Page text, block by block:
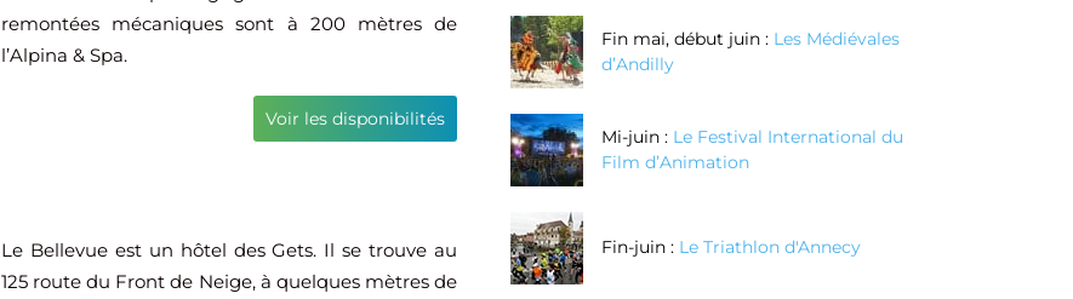
remontées mécaniques sont à 200 mètres de
l’Alpina & Spa.
Voir les disponibilités
Le Bellevue est un hôtel des Gets. Il se trouve au
125 route du Front de Neige, à quelques mètres de
Fin mai, début juin : Les Médiévales
d’Andilly
Mi-juin : Le Festival International du
Film d’Animation
Fin-juin : Le Triathlon d'Annecy